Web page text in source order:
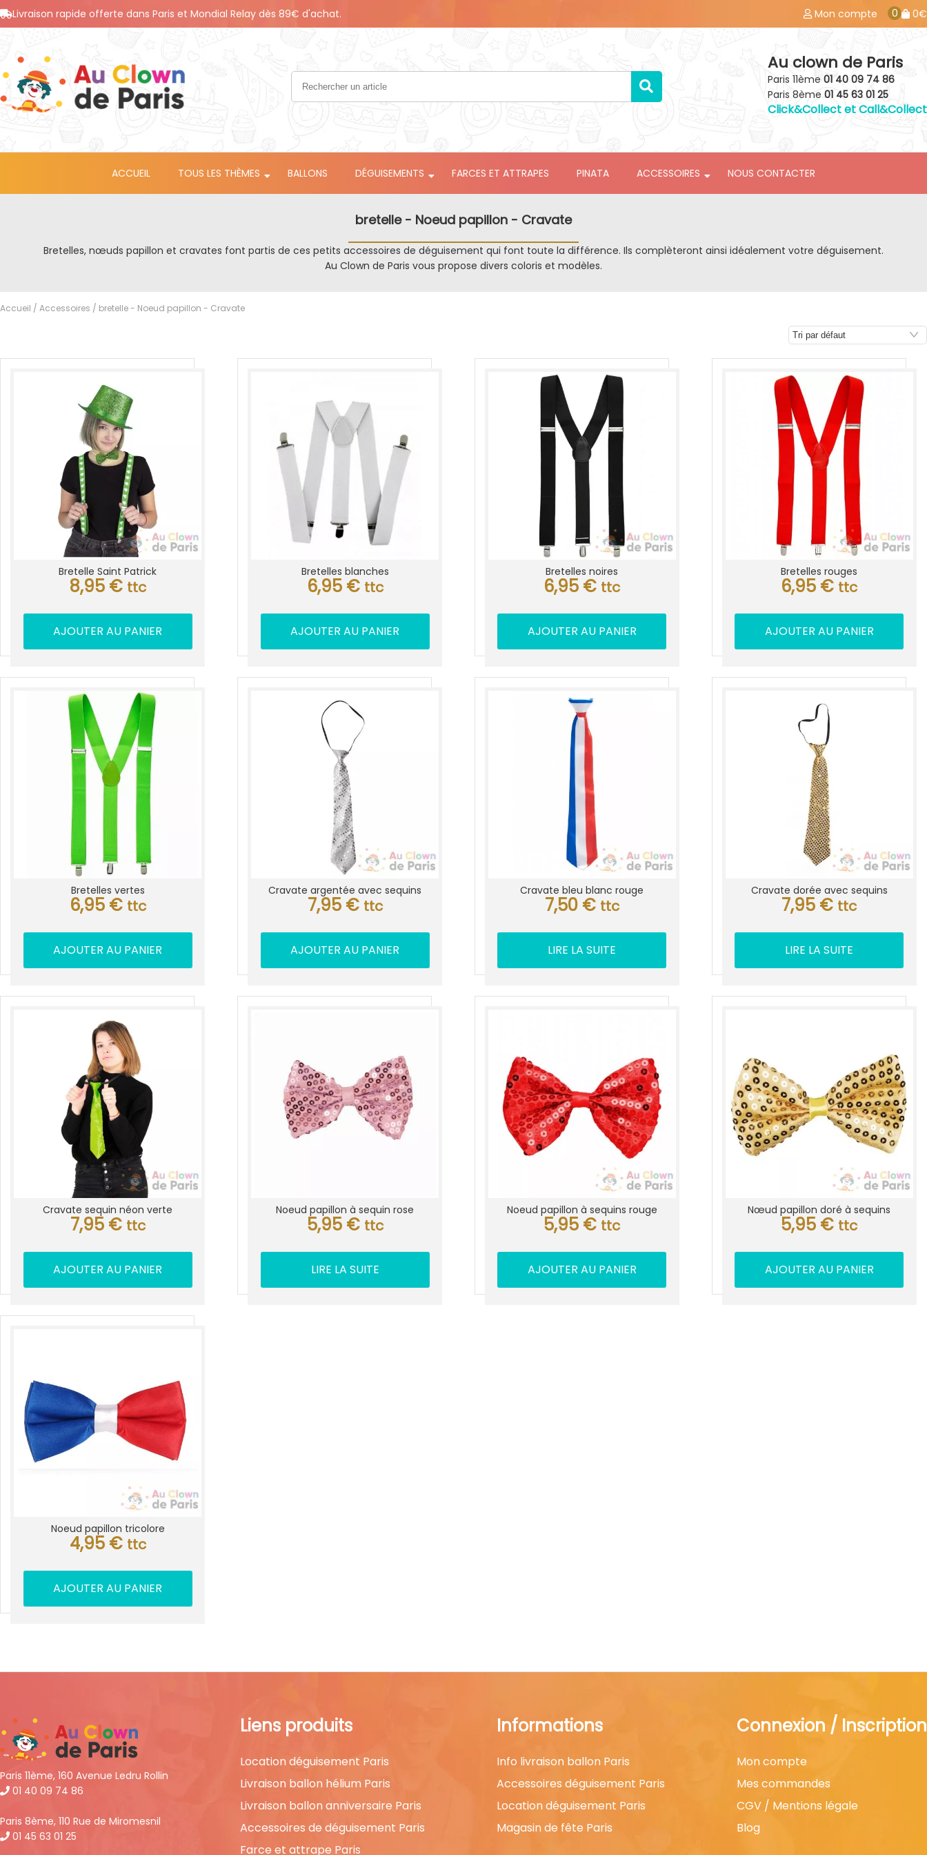
Livraison rapide offerte dans Paris et Mondial Relay dès 89€ d'achat. Mon compte 0 0€
Au clown de Paris
Paris 11ème 01 40 09 74 86
Paris 8ème 01 45 63 01 25
Click&Collect et Call&Collect
ACCUEIL TOUS LES THÈMES BALLONS DÉGUISEMENTS FARCES ET ATTRAPES PINATA ACCESSOIRES NOUS CONTACTER
bretelle - Noeud papillon - Cravate
Bretelles, nœuds papillon et cravates font partis de ces petits accessoires de déguisement qui font toute la différence. Ils complèteront ainsi idéalement votre déguisement.
Au Clown de Paris vous propose divers coloris et modèles.
Accueil / Accessoires / bretelle - Noeud papillon - Cravate
Bretelle Saint Patrick
8,95 € ttc
AJOUTER AU PANIER
Bretelles blanches
6,95 € ttc
AJOUTER AU PANIER
Bretelles noires
6,95 € ttc
AJOUTER AU PANIER
Bretelles rouges
6,95 € ttc
AJOUTER AU PANIER
Bretelles vertes
6,95 € ttc
AJOUTER AU PANIER
Cravate argentée avec sequins
7,95 € ttc
AJOUTER AU PANIER
Cravate bleu blanc rouge
7,50 € ttc
LIRE LA SUITE
Cravate dorée avec sequins
7,95 € ttc
LIRE LA SUITE
Cravate sequin néon verte
7,95 € ttc
AJOUTER AU PANIER
Noeud papillon à sequin rose
5,95 € ttc
LIRE LA SUITE
Noeud papillon à sequins rouge
5,95 € ttc
AJOUTER AU PANIER
Nœud papillon doré à sequins
5,95 € ttc
AJOUTER AU PANIER
Noeud papillon tricolore
4,95 € ttc
AJOUTER AU PANIER
Paris 11ème, 160 Avenue Ledru Rollin
01 40 09 74 86
Paris 8ème, 110 Rue de Miromesnil
01 45 63 01 25
Liens produits
Location déguisement Paris
Livraison ballon hélium Paris
Livraison ballon anniversaire Paris
Accessoires de déguisement Paris
Farce et attrape Paris
Informations
Info livraison ballon Paris
Accessoires déguisement Paris
Location déguisement Paris
Magasin de fête Paris
Connexion / Inscription
Mon compte
Mes commandes
CGV / Mentions légale
Blog